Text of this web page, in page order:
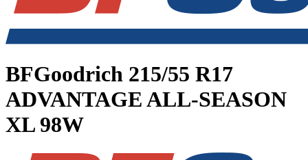
BFGoodrich 215/55 R17
ADVANTAGE ALL-SEASON
XL 98W